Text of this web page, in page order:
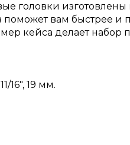
головки изготовлены
вам быстрее
кейса делает набор
16", 19 мм.